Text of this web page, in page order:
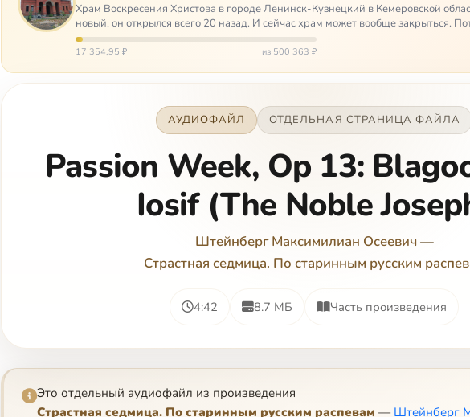
Храм Воскресения Христова в городе Ленинск-Кузнецкий в Кемеровской
новый, он открылся всего 20 назад. И сейчас храм может вообще закрыться.
Сибирь,…
17 354,95 ₽ из 500 363 ₽
АУДИОФАЙЛ ОТДЕЛЬНАЯ СТРАНИЦА ФАЙЛА
Passion Week, Op 13:
Iosif (The Noble
Штейнберг Максимилиан Осеевич—
Страстная седмица. По старинным русским
4:42 8.7 МБ Часть произведения
Это отдельный аудиофайл из произведения
Страстная седмица. По старинным русским распевам — Штейнберг